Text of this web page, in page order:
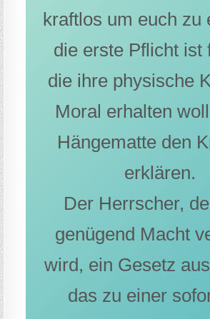
kraftlos um euch zu
die erste Pflicht ist
die ihre physische
Moral erhalten
Hängematte den
erklären.
Der Herrscher,
genügend Macht
wird, ein Gesetz
das zu einer